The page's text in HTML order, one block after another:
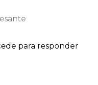
para responder